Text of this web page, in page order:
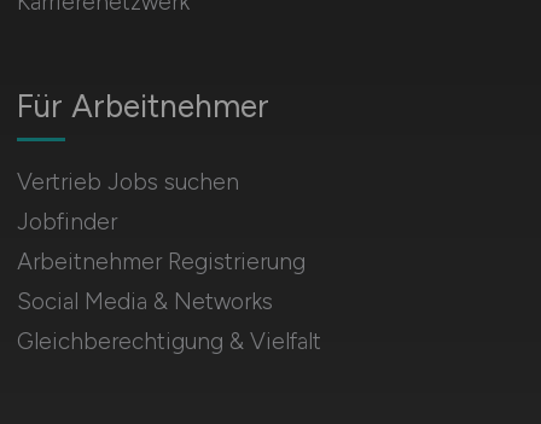
Für Arbeitnehmer
Vertrieb Jobs suchen
Jobfinder
Arbeitnehmer Registrierung
Social Media & Networks
Gleichberechtigung & Vielfalt